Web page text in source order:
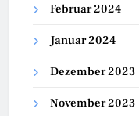
Februar 2024
Januar 2024
Dezember 2023
November 2023